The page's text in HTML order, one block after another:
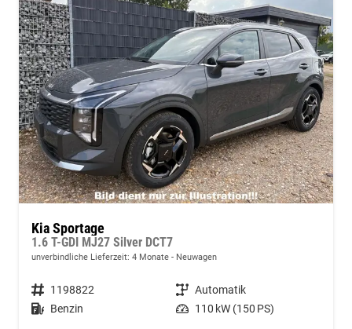
Kia Sportage
1.6 T-GDI MJ27 Silver DCT7
unverbindliche Lieferzeit: 4 Monate Neuwagen
Fahrzeugnummer 1198822 Getriebe Automatik
Kraftstoff Benzin Leistung 110 kW (150 PS)